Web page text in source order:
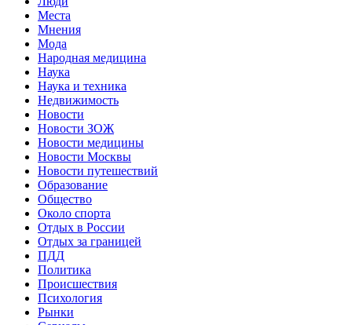
Места
Мнения
Мода
Народная медицина
Наука
Наука и техника
Недвижимость
Новости
Новости ЗОЖ
Новости медицины
Новости Москвы
Новости путешествий
Образование
Общество
Около спорта
Отдых в России
Отдых за границей
ПДД
Политика
Происшествия
Психология
Рынки